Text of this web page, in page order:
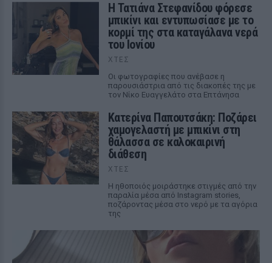
Η Τατιάνα Στεφανίδου φόρεσε
μπικίνι και εντυπωσίασε με το
κορμί της στα καταγάλανα νερά
του Ιονίου
ΧΤΕΣ
Οι φωτογραφίες που ανέβασε η
παρουσιάστρια από τις διακοπές της με
τον Νίκο Ευαγγελάτο στα Επτάνησα
Κατερίνα Παπουτσάκη: Ποζάρει
χαμογελαστή με μπικίνι στη
θάλασσα σε καλοκαιρινή
διάθεση
ΧΤΕΣ
Η ηθοποιός μοιράστηκε στιγμές από την
παραλία μέσα από Instagram stories,
ποζάροντας μέσα στο νερό με τα αγόρια
της